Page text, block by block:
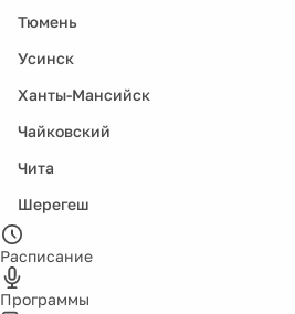
Тюмень
Усинск
Ханты-Мансийск
Чайковский
Чита
Шерегеш
Расписание
Программы